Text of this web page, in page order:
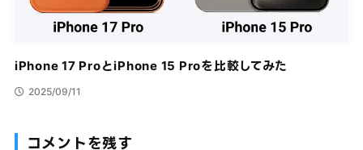
iPhone 17 ProとiPhone 15 Proを比較してみた
2025/09/11
コメントを残す